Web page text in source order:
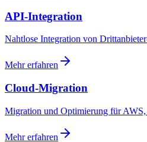
API-Integration
Nahtlose Integration von
Mehr erfahren
Cloud-Migration
Migration und Optimierung für
Mehr erfahren